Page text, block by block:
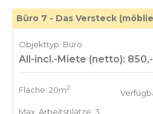
Büro 7 - Das Versteck
Objekttyp: Büro
All-incl.-Miete (netto):
Fläche: 20m2
Max. Arbeitsplätze: 3